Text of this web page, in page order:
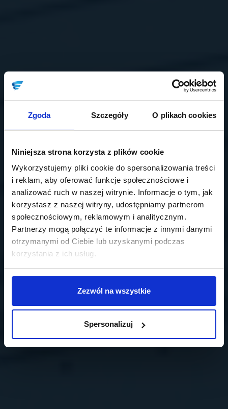
Zgoda Szczegóły O plikach cookies
Niniejsza strona korzysta z plików cookie
Wykorzystujemy pliki cookie do spersonalizowania treści
i reklam, aby oferować funkcje społecznościowe i
analizować ruch w naszej witrynie. Informacje o tym, jak
korzystasz z naszej witryny, udostępniamy partnerom
społecznościowym, reklamowym i analitycznym.
Partnerzy mogą połączyć te informacje z innymi danymi
otrzymanymi od Ciebie lub uzyskanymi podczas
korzystania z ich usług.
Zezwól na wszystkie
Spersonalizuj